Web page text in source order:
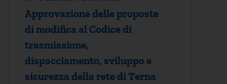
Approvazione delle proposte
di modifica al Codice di
trasmissione,
dispacciamento, sviluppo e
sicurezza della rete di Terna